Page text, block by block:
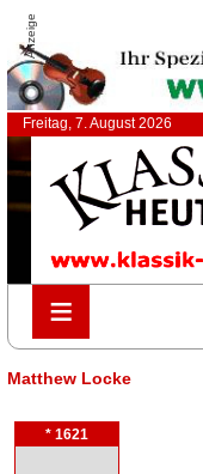
Anzeige
Freitag, 7. August 2026
≡
≡
Matthew Locke
* 1621